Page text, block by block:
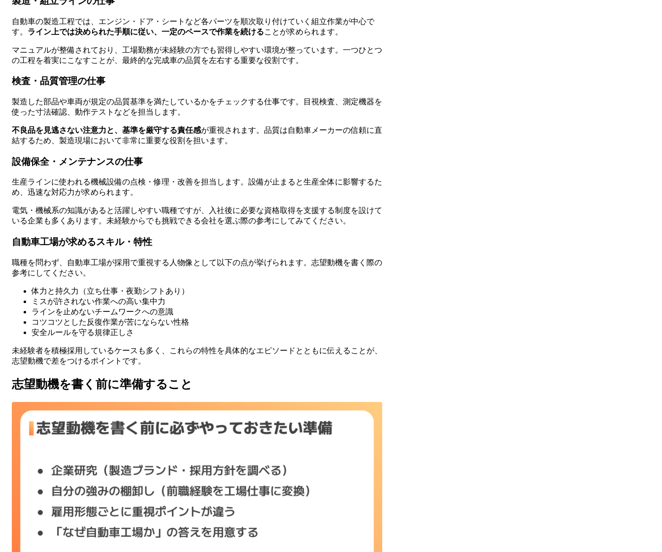
自動車の製造工程では、エンジン・ドア・シートなど各パーツを順次取り付けていく組立作業が中心で
す。 ライン上では決められた手順に従い、一定のペースで作業を続けることが求められます。
マニュアルが整備されており、工場勤務が未経験の方でも習得しやすい環境が整っています。一つひとつ
の工程を着実にこなすことが、最終的な完成車の品質を左右する重要な役割です。
検査・品質管理の仕事
製造した部品や車両が規定の品質基準を満たしているかをチェックする仕事です。目視検査、測定機器を
使った寸法確認、動作テストなどを担当します。
不良品を見逃さない注意力と、基準を厳守する責任感が重視されます。品質は自動車メーカーの信頼に直
結するため、製造現場において非常に重要な役割を担います。
設備保全・メンテナンスの仕事
生産ラインに使われる機械設備の点検・修理・改善を担当します。設備が止まると生産全体に影響するた
め、迅速な対応力が求められます。
電気・機械系の知識があると活躍しやすい職種ですが、入社後に必要な資格取得を支援する制度を設けて
いる企業も多くあります。未経験からでも挑戦できる会社を選ぶ際の参考にしてみてください。
自動車工場が求めるスキル・特性
職種を問わず、自動車工場が採用で重視する人物像として以下の点が挙げられます。志望動機を書く際の
参考にしてください。
体力と持久力（立ち仕事・夜勤シフトあり）
ミスが許されない作業への高い集中力
ラインを止めないチームワークへの意識
コツコツとした反復作業が苦にならない性格
安全ルールを守る規律正しさ
未経験者を積極採用しているケースも多く、これらの特性を具体的なエピソードとともに伝えることが、
志望動機で差をつけるポイントです。
志望動機を書く前に準備すること